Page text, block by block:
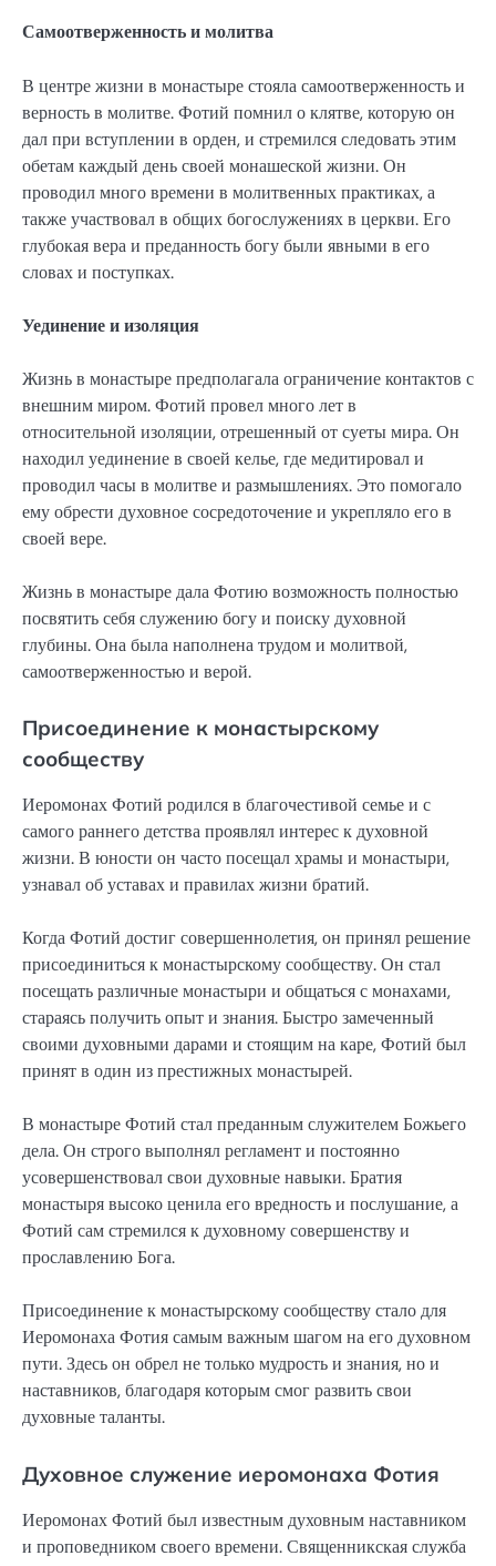
Самоотверженность и молитва
В центре жизни в монастыре стояла самоотверженность и
верность в молитве. Фотий помнил о клятве, которую он
дал при вступлении в орден, и стремился следовать этим
обетам каждый день своей монашеской жизни. Он
проводил много времени в молитвенных практиках, а
также участвовал в общих богослужениях в церкви. Его
глубокая вера и преданность богу были явными в его
словах и поступках.
Уединение и изоляция
Жизнь в монастыре предполагала ограничение контактов с
внешним миром. Фотий провел много лет в
относительной изоляции, отрешенный от суеты мира. Он
находил уединение в своей келье, где медитировал и
проводил часы в молитве и размышлениях. Это помогало
ему обрести духовное сосредоточение и укрепляло его в
своей вере.
Жизнь в монастыре дала Фотию возможность полностью
посвятить себя служению богу и поиску духовной
глубины. Она была наполнена трудом и молитвой,
самоотверженностью и верой.
Присоединение к монастырскому
сообществу
Иеромонах Фотий родился в благочестивой семье и с
самого раннего детства проявлял интерес к духовной
жизни. В юности он часто посещал храмы и монастыри,
узнавал об уставах и правилах жизни братий.
Когда Фотий достиг совершеннолетия, он принял решение
присоединиться к монастырскому сообществу. Он стал
посещать различные монастыри и общаться с монахами,
стараясь получить опыт и знания. Быстро замеченный
своими духовными дарами и стоящим на каре, Фотий был
принят в один из престижных монастырей.
В монастыре Фотий стал преданным служителем Божьего
дела. Он строго выполнял регламент и постоянно
усовершенствовал свои духовные навыки. Братия
монастыря высоко ценила его вредность и послушание, а
Фотий сам стремился к духовному совершенству и
прославлению Бога.
Присоединение к монастырскому сообществу стало для
Иеромонаха Фотия самым важным шагом на его духовном
пути. Здесь он обрел не только мудрость и знания, но и
наставников, благодаря которым смог развить свои
духовные таланты.
Духовное служение иеромонаха Фотия
Иеромонах Фотий был известным духовным наставником
и проповедником своего времени. Священникская служба